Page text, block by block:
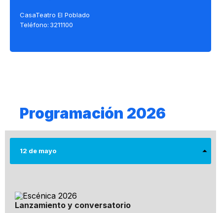
CasaTeatro El Poblado
Teléfono: 3211100
Programación 2026
12 de mayo
Lanzamiento y conversatorio